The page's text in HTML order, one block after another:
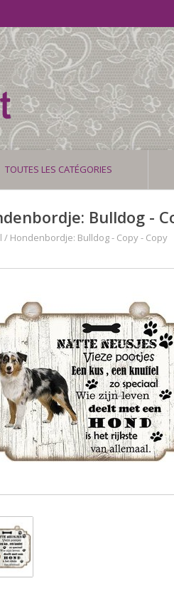
TOUTES LES CATÉGORIES
Bulldog -
/ Hondenbordje: Bulldog - Copy - Copy